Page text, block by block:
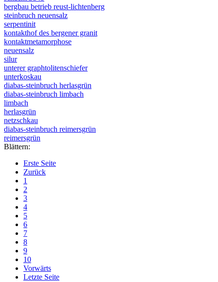
bergbau betrieb reust-lichtenberg
steinbruch neuensalz
serpentinit
kontakthof des bergener granit
kontaktmetamorphose
neuensalz
silur
unterer graphtolitenschiefer
unterkoskau
diabas-steinbruch herlasgrün
diabas-steinbruch limbach
limbach
herlasgrün
netzschkau
diabas-steinbruch reimersgrün
reimersgrün
Blättern:
Erste Seite
Zurück
1
2
3
4
5
6
7
8
9
10
Vorwärts
Letzte Seite